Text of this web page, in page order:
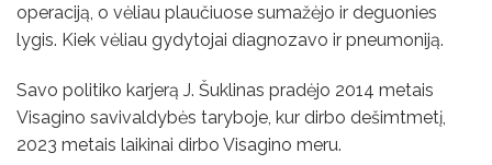
operaciją, o vėliau plaučiuose sumažėjo ir deguonies
lygis. Kiek vėliau gydytojai diagnozavo ir pneumoniją.
Savo politiko karjerą J. Šuklinas pradėjo 2014 metais
Visagino savivaldybės taryboje, kur dirbo dešimtmetį,
2023 metais laikinai dirbo Visagino meru.